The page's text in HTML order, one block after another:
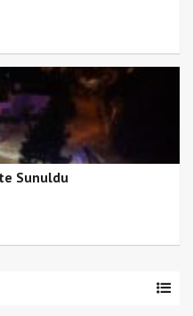
Sunuldu